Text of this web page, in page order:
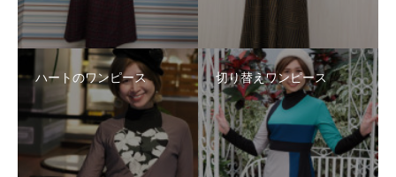
ハートのワンピース 切り替えワンピース